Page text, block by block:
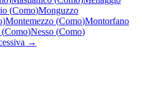
(Como)Monguzzo
)Montemezzo (Como)Montorfano
(Como)Nesso (Como)
→